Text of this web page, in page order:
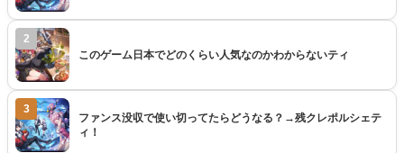
2
このゲーム日本でどのくらい人気なのかわからないティ
3
ファンス没収で使い切ってたらどうなる？→残クレポルシェテ
ィ！